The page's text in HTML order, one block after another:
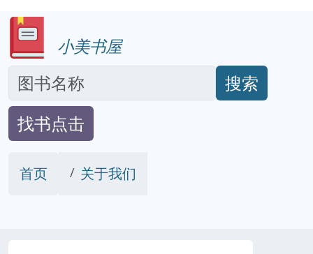
小美书屋
搜索
找书点击
首页 关于我们